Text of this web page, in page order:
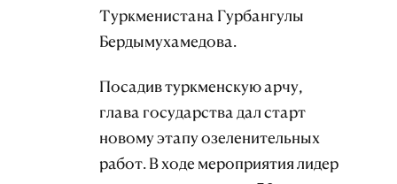
Туркменистана Гурбангулы
Бердымухамедова.
Посадив туркменскую арчу,
глава государства дал старт
новому этапу озеленительных
работ. В ходе мероприятия лидер